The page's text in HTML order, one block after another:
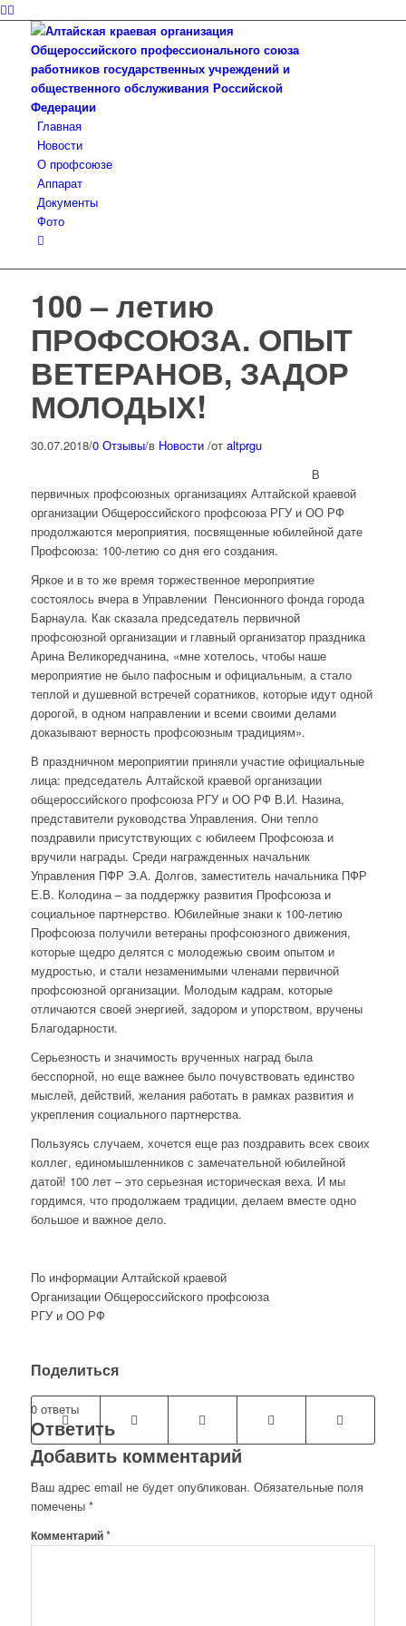
Главная
Новости
О профсоюзе
Аппарат
Документы
Фото
100 – летию
ПРОФСОЮЗА. ОПЫТ
ВЕТЕРАНОВ, ЗАДОР
МОЛОДЫХ!
30.07.2018/0 Отзывы/в Новости /от altprgu
В
первичных профсоюзных организациях Алтайской краевой
организации Общероссийского профсоюза РГУ и ОО РФ
продолжаются мероприятия, посвященные юбилейной дате
Профсоюза: 100-летию со дня его создания.
Яркое и в то же время торжественное мероприятие
состоялось вчера в Управлении Пенсионного фонда города
Барнаула. Как сказала председатель первичной
профсоюзной организации и главный организатор праздника
Арина Великоредчанина, «мне хотелось, чтобы наше
мероприятие не было пафосным и официальным, а стало
теплой и душевной встречей соратников, которые идут одной
дорогой, в одном направлении и всеми своими делами
доказывают верность профсоюзным традициям».
В праздничном мероприятии приняли участие официальные
лица: председатель Алтайской краевой организации
общероссийского профсоюза РГУ и ОО РФ В.И. Назина,
представители руководства Управления. Они тепло
поздравили присутствующих с юбилеем Профсоюза и
вручили награды. Среди награжденных начальник
Управления ПФР Э.А. Долгов, заместитель начальника ПФР
Е.В. Колодина – за поддержку развития Профсоюза и
социальное партнерство. Юбилейные знаки к 100-летию
Профсоюза получили ветераны профсоюзного движения,
которые щедро делятся с молодежью своим опытом и
мудростью, и стали незаменимыми членами первичной
профсоюзной организации. Молодым кадрам, которые
отличаются своей энергией, задором и упорством, вручены
Благодарности.
Серьезность и значимость врученных наград была
бесспорной, но еще важнее было почувствовать единство
мыслей, действий, желания работать в рамках развития и
укрепления социального партнерства.
Пользуясь случаем, хочется еще раз поздравить всех своих
коллег, единомышленников с замечательной юбилейной
датой! 100 лет – это серьезная историческая веха. И мы
гордимся, что продолжаем традиции, делаем вместе одно
большое и важное дело.
По информации Алтайской краевой
Организации Общероссийского профсоюза
РГУ и ОО РФ
Поделиться
0 ответы
Ответить
Добавить комментарий
Ваш адрес email не будет опубликован. Обязательные поля
помечены *
Комментарий*